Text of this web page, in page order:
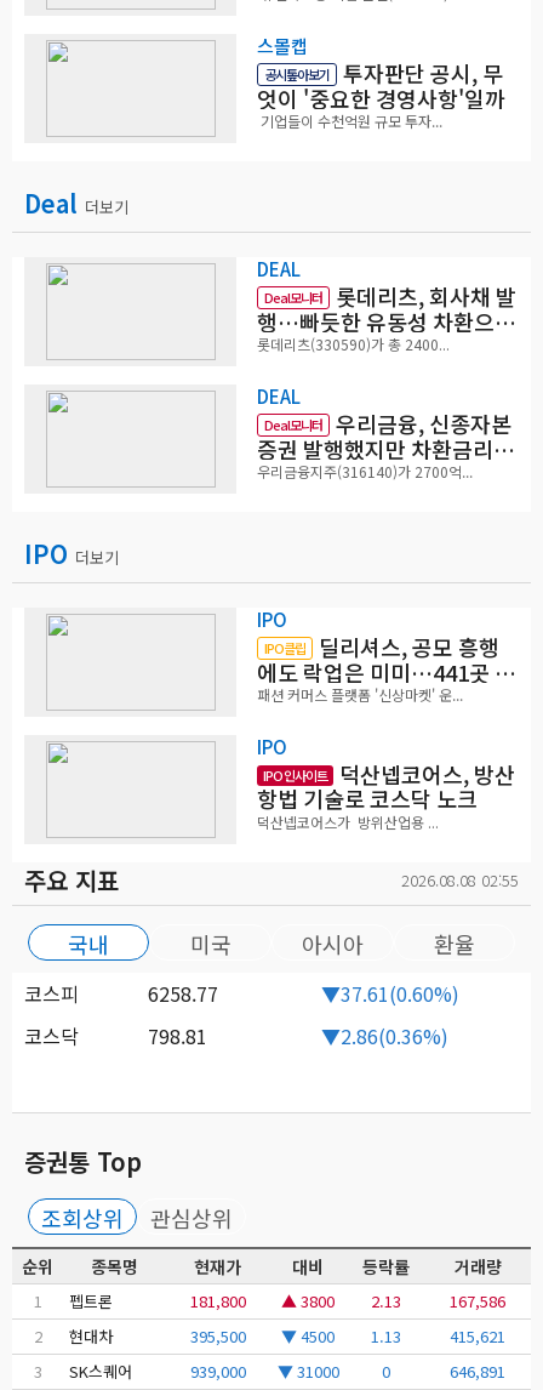
스몰캡
공시톺아보기 투자판단 공시, 무
엇이 '중요한 경영사항'일까
기업들이 수천억원 규모 투자...
Deal 더보기
DEAL
Deal모니터 롯데리츠, 회사채 발
행…빠듯한 유동성 차환으로
대응
롯데리츠(330590)가 총 2400...
DEAL
Deal모니터 우리금융, 신종자본
증권 발행했지만 차환금리
'부담'
우리금융지주(316140)가 2700억...
IPO 더보기
IPO
IPO클립 딜리셔스, 공모 흥행
에도 락업은 미미…441곳 중
확약 5곳
패션 커머스 플랫폼 '신상마켓' 운...
IPO
IPO 인사이트 덕산넵코어스, 방산
항법 기술로 코스닥 노크
덕산넵코어스가 방위산업용 ...
주요 지표 2026.08.08 02:55
국내 미국 아시아 환율
코스피 6258.77
▼37.61(0.60%)
코스닥
798.81 ▼2.86(0.36%)
증권통 Top
조회상위 관심상위
순위 종목명 현재가 대비 등락률 거래량
1 펩트론 181,800 ▲ 3800 2.13
167,586
2
현대차 395,500 ▼ 4500 1.13
415,621
3
SK스퀘어 939,000 ▼ 31000 0
646,891